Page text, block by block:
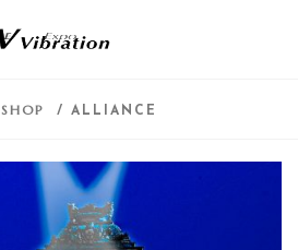
SHOP / ALLIANCE